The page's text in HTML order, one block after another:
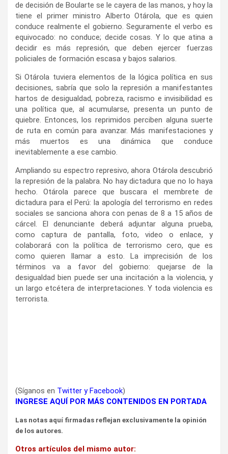
de decisión de Boularte se le cayera de las manos, y hoy la
tiene el primer ministro Alberto Otárola, que es quien
conduce realmente el gobierno. Seguramente el verbo es
equivocado: no conduce; decide cosas. Y lo que atina a
decidir es más represión, que deben ejercer fuerzas
policiales de formación escasa y bajos salarios.
Si Otárola tuviera elementos de la lógica política en sus
decisiones, sabría que solo la represión a manifestantes
hartos de desigualdad, pobreza, racismo e invisibilidad es
una política que, al acumularse, presenta un punto de
quiebre. Entonces, los reprimidos perciben alguna suerte
de ruta en común para avanzar. Más manifestaciones y
más muertos es una dinámica que conduce
inevitablemente a ese cambio.
Ampliando su espectro represivo, ahora Otárola descubrió
la represión de la palabra. No hay dictadura que no lo haya
hecho. Otárola parece que buscara el membrete de
dictadura para el Perú: la apología del terrorismo en redes
sociales se sanciona ahora con penas de 8 a 15 años de
cárcel. El denunciante deberá adjuntar alguna prueba,
como captura de pantalla, foto, video o enlace, y
colaborará con la política de terrorismo cero, que es
como quieren llamar a esto. La imprecisión de los
términos va a favor del gobierno: quejarse de la
desigualdad bien puede ser una incitación a la violencia, y
un largo etcétera de interpretaciones. Y toda violencia es
terrorista.
(Síganos en Twitter yFacebook)
INGRESE AQUÍ POR MÁS CONTENIDOS EN PORTADA
Las notas aquí firmadas reflejan exclusivamente la opinión
de los autores.
Otros artículos del mismo autor: